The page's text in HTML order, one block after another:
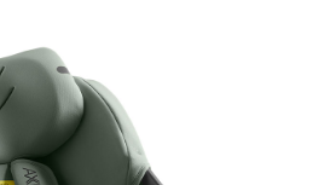
ja pelit
Äiti & Isä
& vuodevaatteet